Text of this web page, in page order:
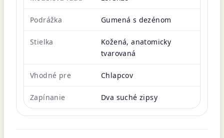
Podrážka Gumená s dezénom
Stielka
Kožená, anatomicky
tvarovaná
Vhodné pre Chlapcov
Zapínanie Dva suché zipsy